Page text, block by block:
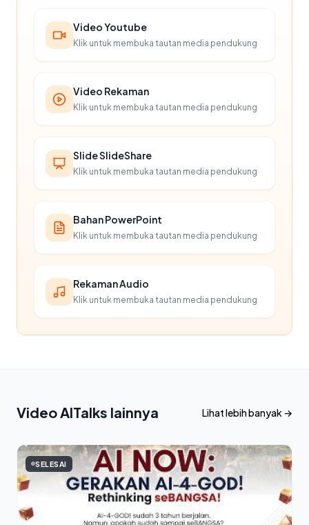
Video Youtube
Klik untuk membuka tautan media pendukung
Video Rekaman
Klik untuk membuka tautan media pendukung
Slide SlideShare
Klik untuk membuka tautan media pendukung
Bahan PowerPoint
Klik untuk membuka tautan media pendukung
Rekaman Audio
Klik untuk membuka tautan media pendukung
Video AITalks lainnya Lihat lebih banyak →
SELESAI